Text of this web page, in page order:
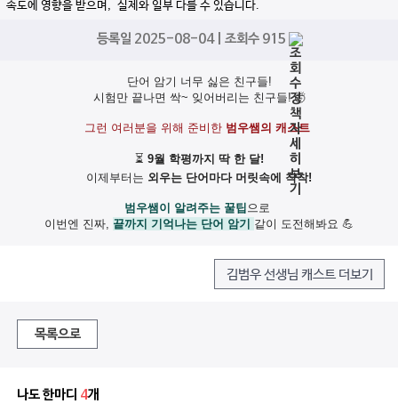
속도에 영향을 받으며, 실제와 일부 다를 수 있습니다.
등록일 2025-08-04 | 조회수 915
단어 암기 너무 싫은 친구들!
시험만 끝나면 싹~ 잊어버리는 친구들!🤯
그런 여러분을 위해 준비한 범우쌤의 캐스트
⏳ 9월 학평까지 딱 한 달!
이제부터는 외우는 단어마다 머릿속에 착착!
범우쌤이 알려주는 꿀팁 으로
이번엔 진짜, 끝까지 기억나는 단어 암기 같이 도전해봐요 💪
김범우 선생님 캐스트 더보기
목록으로
나도 한마디 4개